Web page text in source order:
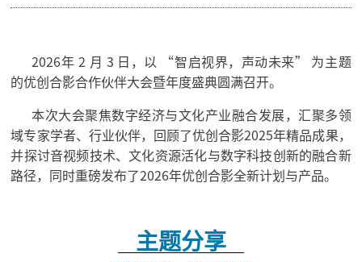
2026年 2 月 3 日，以 “智启视界，声动未来” 为主题
的优创合影合作伙伴大会暨年度盛典圆满召开。
本次大会聚焦数字经济与文化产业融合发展，汇聚多领
域专家学者、行业伙伴，回顾了优创合影2025年精品成果，
并探讨音视频技术、文化资源活化与数字科技创新的融合新
路径，同时重磅发布了2026年优创合影全新计划与产品。
主题分享